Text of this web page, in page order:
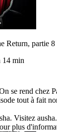
Return, partie 8
14 min
se rend chez
tout à fait
Visitez
plus